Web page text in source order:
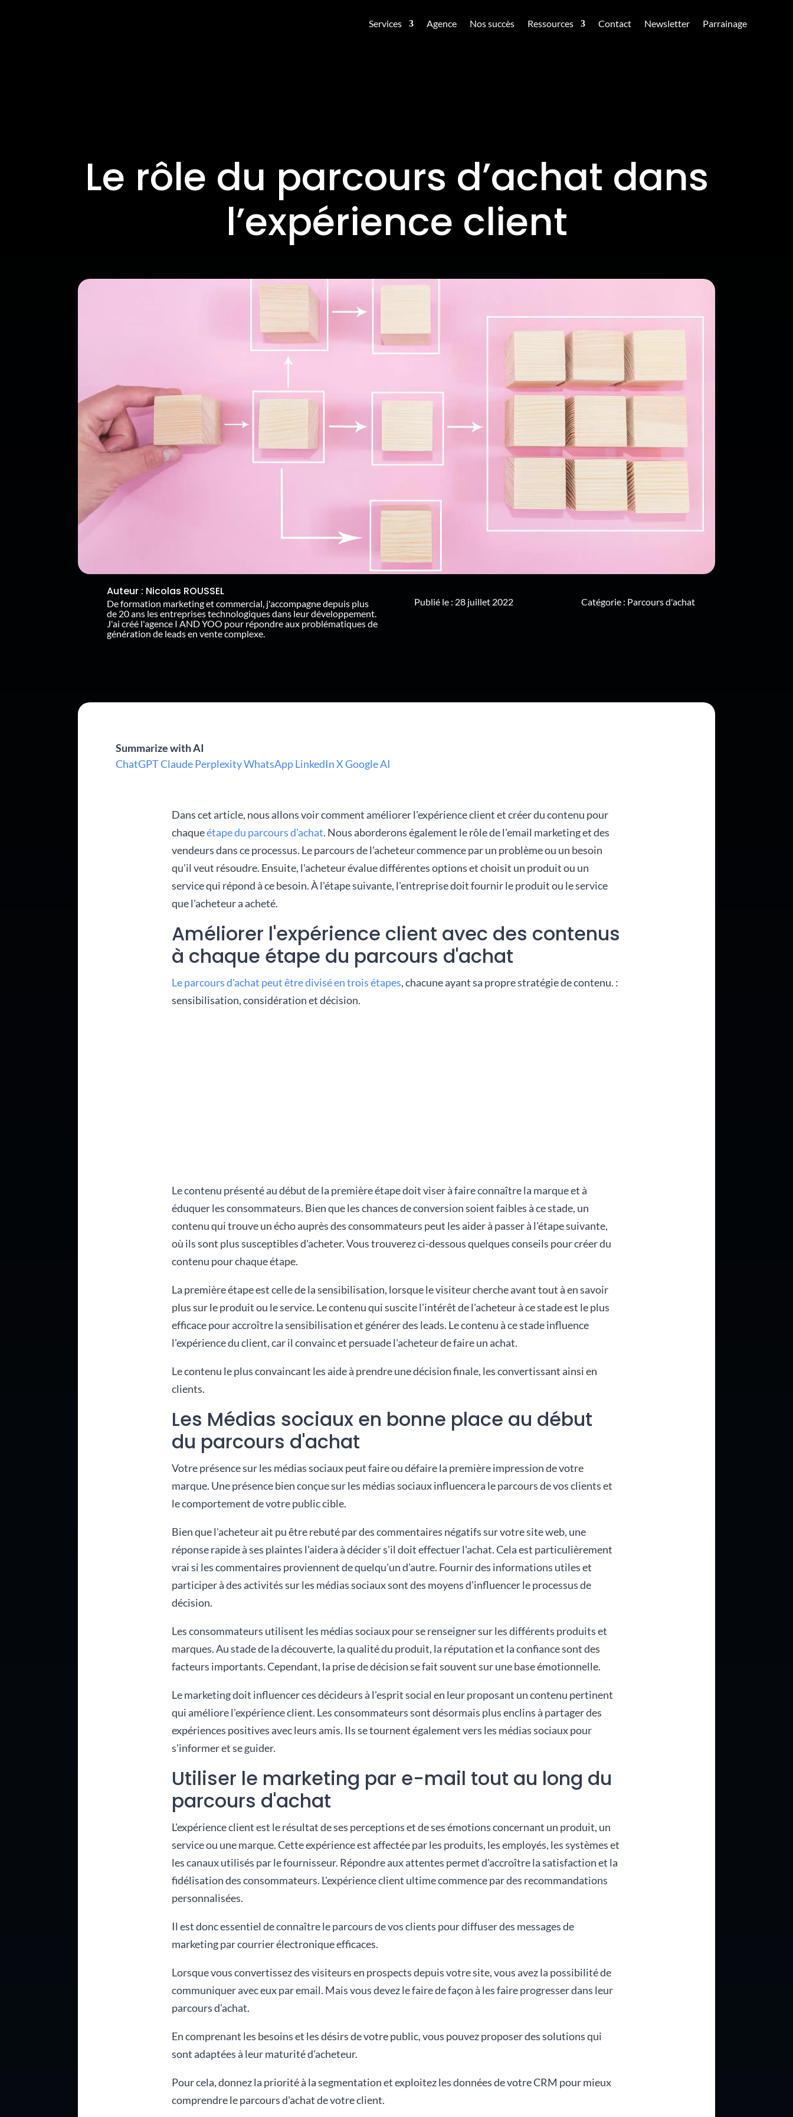
Services Agence Nos succès Ressources Contact Newsletter Parrainage
Le rôle du parcours d’achat dans
l’expérience client
Auteur : Nicolas ROUSSEL
De formation marketing et commercial, j'accompagne depuis plus
de 20 ans les entreprises technologiques dans leur développement.
J'ai créé l'agence I AND YOO pour répondre aux problématiques de
génération de leads en vente complexe.
Publié le : 28 juillet 2022 Catégorie : Parcours d'achat
Summarize with AI
ChatGPTClaudePerplexityWhatsAppLinkedInXGoogle AI
Dans cet article, nous allons voir comment améliorer l'expérience client et créer du contenu pour
chaqueétape du parcours d'achat. Nous aborderons également le rôle de l'email marketing et des
vendeurs dans ce processus. Le parcours de l'acheteur commence par un problème ou un besoin
qu'il veut résoudre. Ensuite, l'acheteur évalue différentes options et choisit un produit ou un
service qui répond à ce besoin. À l'étape suivante, l'entreprise doit fournir le produit ou le service
que l'acheteur a acheté.
Améliorer l'expérience client avec des contenus
à chaque étape du parcours d'achat
Le parcours d'achat peut être divisé en trois étapes, chacune ayant sa propre stratégie de contenu. :
sensibilisation, considération et décision.
Le contenu présenté au début de la première étape doit viser à faire connaître la marque et à
éduquer les consommateurs. Bien que les chances de conversion soient faibles à ce stade, un
contenu qui trouve un écho auprès des consommateurs peut les aider à passer à l'étape suivante,
où ils sont plus susceptibles d'acheter. Vous trouverez ci-dessous quelques conseils pour créer du
contenu pour chaque étape.
La première étape est celle de la sensibilisation, lorsque le visiteur cherche avant tout à en savoir
plus sur le produit ou le service. Le contenu qui suscite l'intérêt de l'acheteur à ce stade est le plus
efficace pour accroître la sensibilisation et générer des leads. Le contenu à ce stade influence
l'expérience du client, car il convainc et persuade l'acheteur de faire un achat.
Le contenu le plus convaincant les aide à prendre une décision finale, les convertissant ainsi en
clients.
Les Médias sociaux en bonne place au début
du parcours d'achat
Votre présence sur les médias sociaux peut faire ou défaire la première impression de votre
marque. Une présence bien conçue sur les médias sociaux influencera le parcours de vos clients et
le comportement de votre public cible.
Bien que l'acheteur ait pu être rebuté par des commentaires négatifs sur votre site web, une
réponse rapide à ses plaintes l'aidera à décider s'il doit effectuer l'achat. Cela est particulièrement
vrai si les commentaires proviennent de quelqu'un d'autre. Fournir des informations utiles et
participer à des activités sur les médias sociaux sont des moyens d'influencer le processus de
décision.
Les consommateurs utilisent les médias sociaux pour se renseigner sur les différents produits et
marques. Au stade de la découverte, la qualité du produit, la réputation et la confiance sont des
facteurs importants. Cependant, la prise de décision se fait souvent sur une base émotionnelle.
Le marketing doit influencer ces décideurs à l'esprit social en leur proposant un contenu pertinent
qui améliore l'expérience client. Les consommateurs sont désormais plus enclins à partager des
expériences positives avec leurs amis. Ils se tournent également vers les médias sociaux pour
s'informer et se guider.
Utiliser le marketing par e-mail tout au long du
parcours d'achat
L'expérience client est le résultat de ses perceptions et de ses émotions concernant un produit, un
service ou une marque. Cette expérience est affectée par les produits, les employés, les systèmes et
les canaux utilisés par le fournisseur. Répondre aux attentes permet d'accroître la satisfaction et la
fidélisation des consommateurs. L'expérience client ultime commence par des recommandations
personnalisées.
Il est donc essentiel de connaître le parcours de vos clients pour diffuser des messages de
marketing par courrier électronique efficaces.
Lorsque vous convertissez des visiteurs en prospects depuis votre site, vous avez la possibilité de
communiquer avec eux par email. Mais vous devez le faire de façon à les faire progresser dans leur
parcours d'achat.
En comprenant les besoins et les désirs de votre public, vous pouvez proposer des solutions qui
sont adaptées à leur maturité d'acheteur.
Pour cela, donnez la priorité à la segmentation et exploitez les données de votre CRM pour mieux
comprendre le parcours d'achat de votre client.